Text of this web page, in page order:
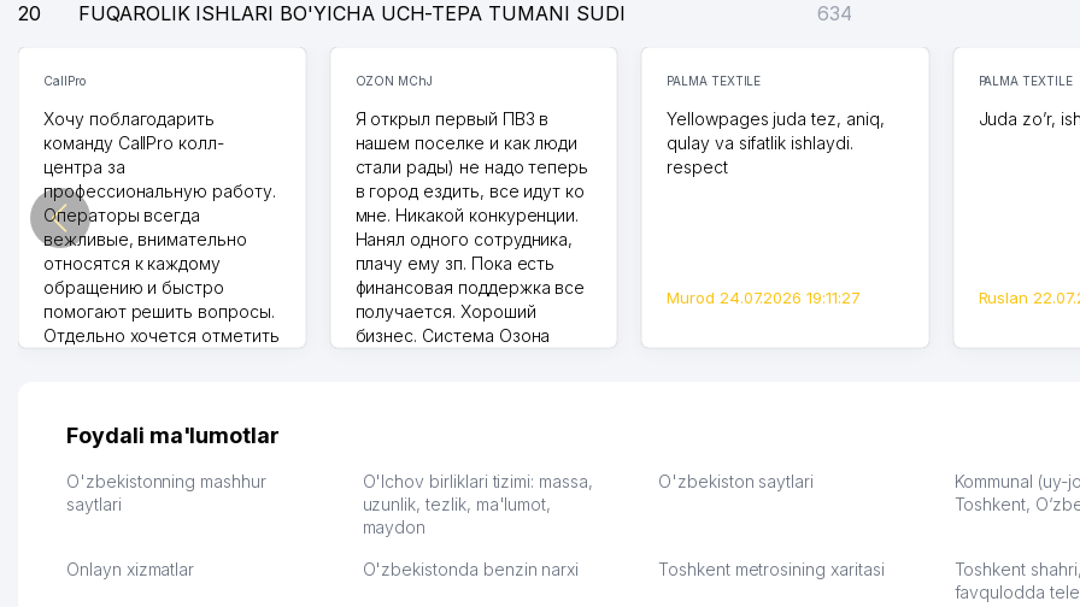
20
FUQAROLIK ISHLARI BO'YICHA UCH-TEPA TUMANI SUDI 634
CallPro
Хочу поблагодарить
команду CallPro колл-
центра за
профессиональную работу.
Операторы всегда
вежливые, внимательно
относятся к каждому
обращению и быстро
помогают решить вопросы.
Отдельно хочется отметить
их работе значительно
обслуживания клиентов.
Рекомендую этот колл-
Vip Brand 31.07.2026 11:43:39
OZON MChJ
Я открыл первый ПВЗ в
нашем поселке и как люди
стали рады) не надо теперь
в город ездить, все идут ко
мне. Никакой конкуренции.
Нанял одного сотрудника,
плачу ему зп. Пока есть
финансовая поддержка все
получается. Хороший
бизнес. Система Озона
тут у нас уже есть ПВЗ.
Выгодное дело и
спокойное.
PALMA TEXTILE
Yellowpages juda tez, aniq,
qulay va sifatlik ishlaydi.
respect
Murod 24.07.2026 19:11:27
PALMA TEXTILE
Juda zo’r,
Ruslan
Foydali ma'lumotlar
O'zbekistonning mashhur
saytlari
O'lchov birliklari tizimi: massa,
uzunlik, tezlik, ma'lumot,
maydon
O'zbekiston saytlari
Kommunal (uy-
Toshkent,
Onlayn xizmatlar O'zbekistonda benzin narxi Toshkent metrosining xaritasi
Toshkent
favqulodda